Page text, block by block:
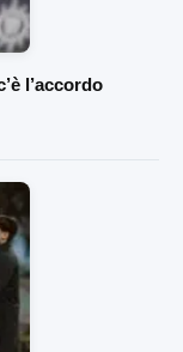
l’accordo